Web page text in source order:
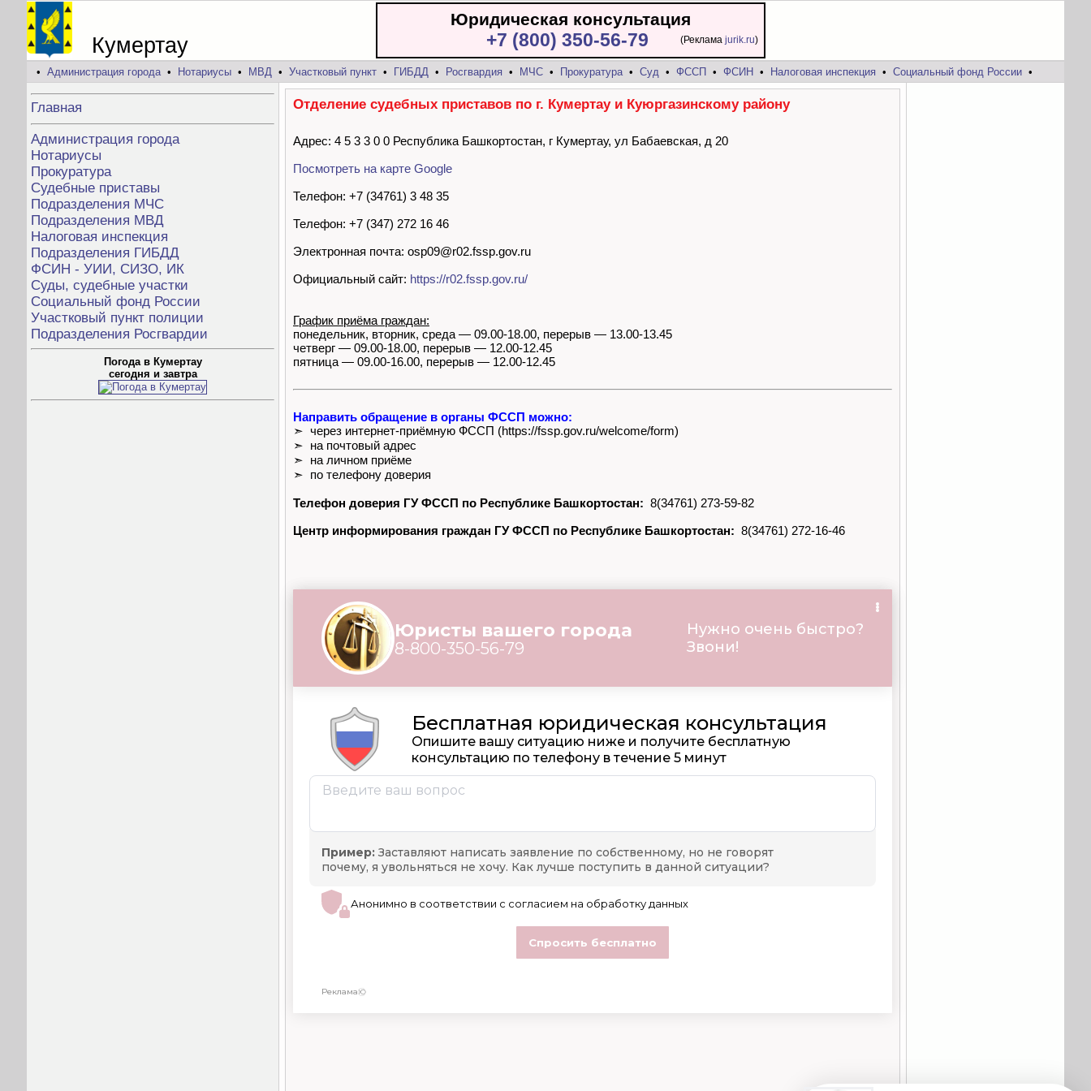
Кумертау
Юридическая консультация
+7 (800) 350-56-79 (Реклама jurik.ru)
• Администрация города• Нотариусы • МВД • Участковый пункт • ГИБДД • Росгвардия • МЧС • Прокуратура• Суд • ФССП • ФСИН • Налоговая инспекция • Социальный фонд России •
Главная
Администрация города
Нотариусы
Прокуратура
Судебные приставы
Подразделения МЧС
Подразделения МВД
Налоговая инспекция
Подразделения ГИБДД
ФСИН - УИИ, СИЗО, ИК
Суды, судебные участки
Социальный фонд России
Участковый пункт полиции
Подразделения Росгвардии
Погода в Кумертау
сегодня и завтра
Отделение судебных приставов по г. Кумертау и Куюргазинскому району
Адрес: 4 5 3 3 0 0 Республика Башкортостан, г Кумертау, ул Бабаевская, д 20
Посмотреть на карте Google
Телефон: +7 (34761) 3 48 35
Телефон: +7 (347) 272 16 46
Электронная почта: osp09@r02.fssp.gov.ru
Официальный сайт: https://r02.fssp.gov.ru/
График приёма граждан:
понедельник, вторник, среда — 09.00-18.00, перерыв — 13.00-13.45
четверг — 09.00-18.00, перерыв — 12.00-12.45
пятница — 09.00-16.00, перерыв — 12.00-12.45
Направить обращение в органы ФССП можно:
➣ через интернет-приёмную ФССП (https://fssp.gov.ru/welcome/form)
➣ на почтовый адрес
➣ на личном приёме
➣ по телефону доверия
Телефон доверия ГУ ФССП по Республике Башкортостан: 8(34761) 273-59-82
Центр информирования граждан ГУ ФССП по Республике Башкортостан: 8(34761) 272-16-46